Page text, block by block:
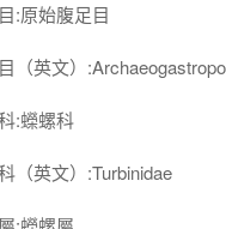
目:原始腹足目
目（英文）
:蠑螺科
（英文）:Turbinidae